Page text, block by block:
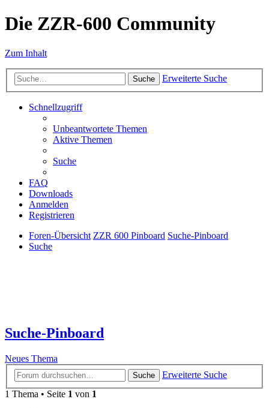
Die ZZR-600 Community
Zum Inhalt
Suche Erweiterte Suche
Schnellzugriff
Unbeantwortete Themen
Aktive Themen
Suche
FAQ
Downloads
Anmelden
Registrieren
Foren-Übersicht ZZR 600 Pinboard Suche-Pinboard
Suche
Suche-Pinboard
Neues Thema
Suche
Erweiterte Suche
1 Thema • Seite 1 von 1